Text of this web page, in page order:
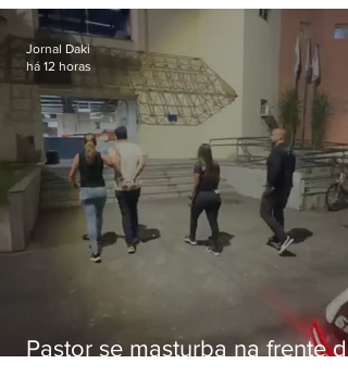
Botafogo
Pastor se masturba na frente de
Jornal Daki
há 12 horas